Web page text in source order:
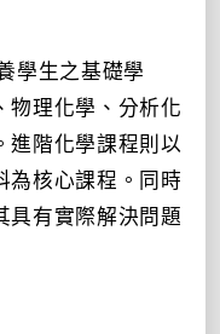
學生之基礎學
物理化學、分析化
進階化學課程則以
為核心課程。同時
具有實際解決問題